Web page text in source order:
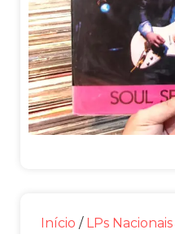
Início / LPs Nacionais